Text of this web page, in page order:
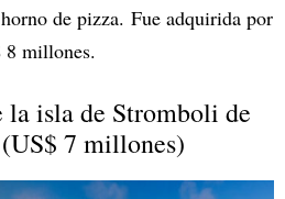
de pizza. Fue adquirida por
8 millones.
la isla de Stromboli de
7 millones)